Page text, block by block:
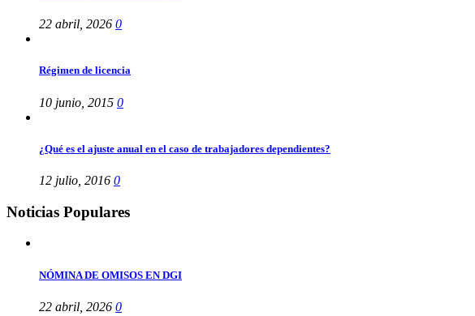
22 abril, 2026 0
Régimen de licencia
10 junio, 2015 0
¿Qué es el ajuste anual en el caso de trabajadores dependientes?
12 julio, 2016 0
Noticias Populares
NÓMINA DE OMISOS EN DGI
22 abril, 2026 0